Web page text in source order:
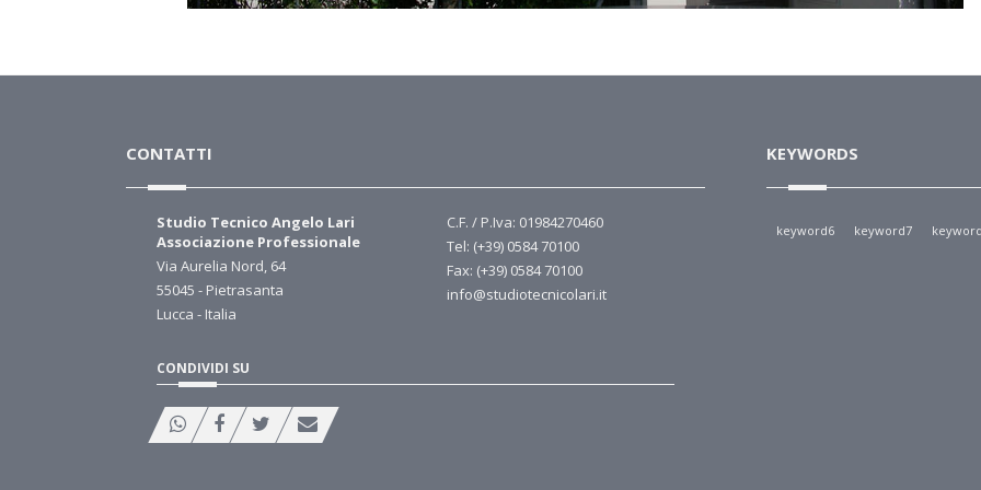
CONTATTI
Studio Tecnico Angelo Lari
Associazione Professionale
Via Aurelia Nord, 64
55045 - Pietrasanta
Lucca - Italia
C.F. / P.Iva: 01984270460
Tel: (+39) 0584 70100
Fax: (+39) 0584 70100
info@studiotecnicolari.it
CONDIVIDI SU
KEYWORDS
keyword6 keyword7